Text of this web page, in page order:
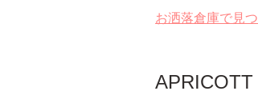
お洒落倉庫で見